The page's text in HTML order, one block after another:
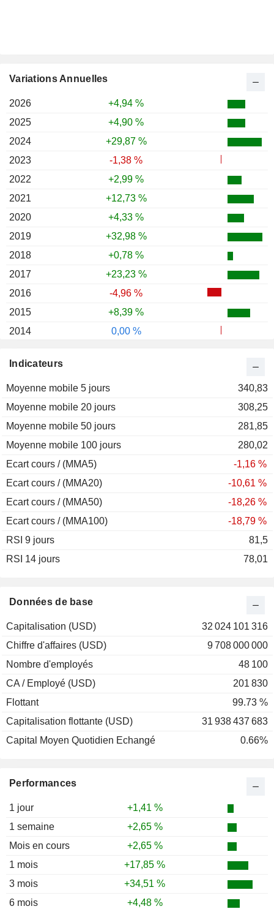
Performances
1 jour
+1,41 %
1 semaine
+2,65 %
Mois en cours
+2,65 %
1 mois
+17,85 %
3 mois
+34,51 %
6 mois
+4,48 %
Données de base
Capitalisation (USD)
32 024 101 316
Chiffre d'affaires (USD)
9 708 000 000
Nombre d'employés
48 100
CA / Employé (USD)
201 830
Flottant
99.73 %
Capitalisation flottante (USD)
31 938 437 683
Capital Moyen Quotidien Echangé
0.66%
Indicateurs
Moyenne mobile 5 jours
340,83
Moyenne mobile 20 jours
308,25
Moyenne mobile 50 jours
281,85
Moyenne mobile 100 jours
280,02
Ecart cours / (MMA5)
-1,16 %
Ecart cours / (MMA20)
-10,61 %
Ecart cours / (MMA50)
-18,26 %
Ecart cours / (MMA100)
-18,79 %
RSI 9 jours
81,5
RSI 14 jours
78,01
Variations Annuelles
2026
+4,94 %
2025
+4,90 %
2024
+29,87 %
2023
-1,38 %
2022
+2,99 %
2021
+12,73 %
2020
+4,33 %
2019
+32,98 %
2018
+0,78 %
2017
+23,23 %
2016
-4,96 %
2015
+8,39 %
2014
0,00 %
2012
2011
+12,04 %
2010
+31,27 %
2009
+6,03 %
2008
-34,47 %
2007
2006
2005
2004
+20,84 %
2003
2002